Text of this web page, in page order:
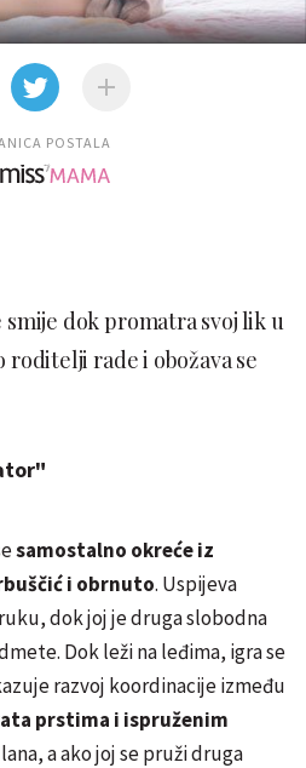
POSTALA
smije dok promatra svoj lik u
rade i obožava se
samostalno okreće iz
i obrnuto. Uspijeva
dok joj je druga slobodna
Dok leži na leđima, igra se
razvoj koordinacije između
prstima i ispruženim
a ako joj se pruži druga